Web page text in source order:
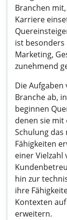
Branchen
Karriere
ist besonders
Marketing,
zunehmend
Die
Branche ab,
beginnen
denen sie
Schulung
Fähigkeiten
einer
hin zur
ihre
Kontexten
erweitern.